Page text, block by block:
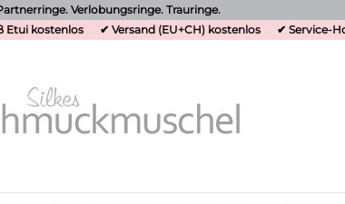
Verlobungsringe. Trauringe.
Etui kostenlos ✔ Versand (EU+CH) kostenlos ✔ Service-